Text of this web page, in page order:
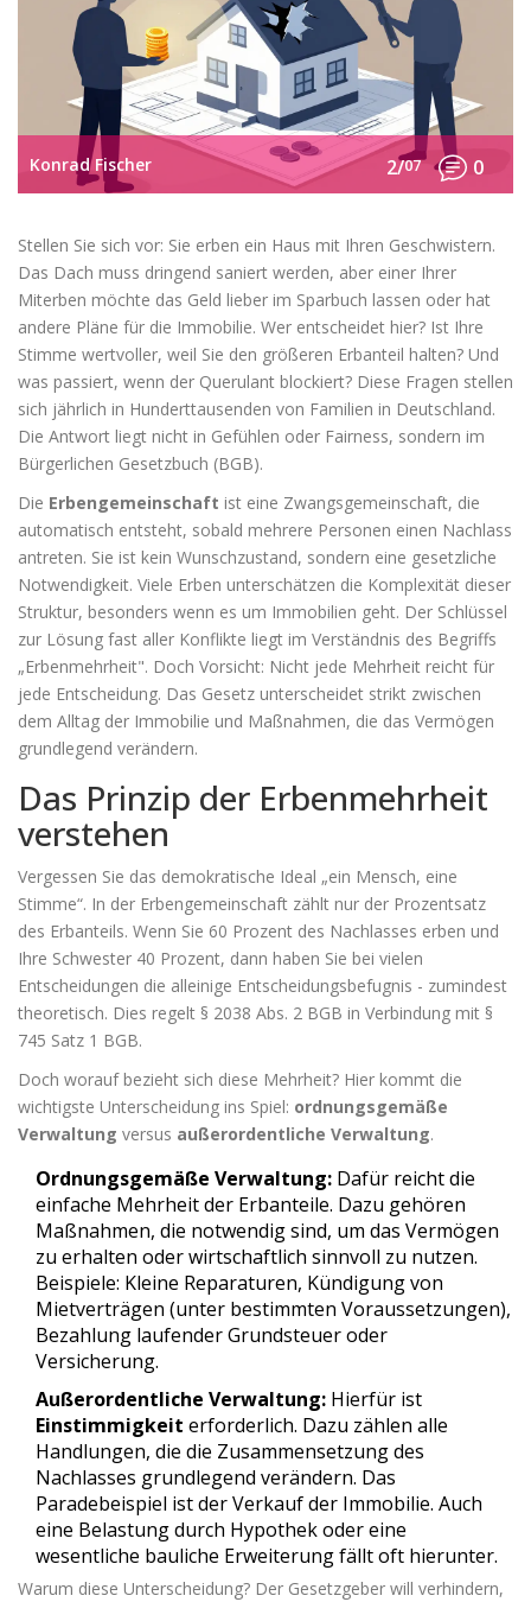
Konrad Fischer 2/07 0
Stellen Sie sich vor: Sie erben ein Haus mit Ihren Geschwistern.
Das Dach muss dringend saniert werden, aber einer Ihrer
Miterben möchte das Geld lieber im Sparbuch lassen oder hat
andere Pläne für die Immobilie. Wer entscheidet hier? Ist Ihre
Stimme wertvoller, weil Sie den größeren Erbanteil halten? Und
was passiert, wenn der Querulant blockiert? Diese Fragen stellen
sich jährlich in Hunderttausenden von Familien in Deutschland.
Die Antwort liegt nicht in Gefühlen oder Fairness, sondern im
Bürgerlichen Gesetzbuch (BGB).
Die Erbengemeinschaft ist eine Zwangsgemeinschaft, die
automatisch entsteht, sobald mehrere Personen einen Nachlass
antreten. Sie ist kein Wunschzustand, sondern eine gesetzliche
Notwendigkeit. Viele Erben unterschätzen die Komplexität dieser
Struktur, besonders wenn es um Immobilien geht. Der Schlüssel
zur Lösung fast aller Konflikte liegt im Verständnis des Begriffs
„Erbenmehrheit". Doch Vorsicht: Nicht jede Mehrheit reicht für
jede Entscheidung. Das Gesetz unterscheidet strikt zwischen
dem Alltag der Immobilie und Maßnahmen, die das Vermögen
grundlegend verändern.
Das Prinzip der Erbenmehrheit
verstehen
Vergessen Sie das demokratische Ideal „ein Mensch, eine
Stimme“. In der Erbengemeinschaft zählt nur der Prozentsatz
des Erbanteils. Wenn Sie 60 Prozent des Nachlasses erben und
Ihre Schwester 40 Prozent, dann haben Sie bei vielen
Entscheidungen die alleinige Entscheidungsbefugnis - zumindest
theoretisch. Dies regelt § 2038 Abs. 2 BGB in Verbindung mit §
745 Satz 1 BGB.
Doch worauf bezieht sich diese Mehrheit? Hier kommt die
wichtigste Unterscheidung ins Spiel: ordnungsgemäße
Verwaltung versus außerordentliche Verwaltung.
Ordnungsgemäße Verwaltung: Dafür reicht die
einfache Mehrheit der Erbanteile. Dazu gehören
Maßnahmen, die notwendig sind, um das Vermögen
zu erhalten oder wirtschaftlich sinnvoll zu nutzen.
Beispiele: Kleine Reparaturen, Kündigung von
Mietverträgen (unter bestimmten Voraussetzungen),
Bezahlung laufender Grundsteuer oder
Versicherung.
Außerordentliche Verwaltung: Hierfür ist
Einstimmigkeit erforderlich. Dazu zählen alle
Handlungen, die die Zusammensetzung des
Nachlasses grundlegend verändern. Das
Paradebeispiel ist der Verkauf der Immobilie. Auch
eine Belastung durch Hypothek oder eine
wesentliche bauliche Erweiterung fällt oft hierunter.
Warum diese Unterscheidung? Der Gesetzgeber will verhindern,